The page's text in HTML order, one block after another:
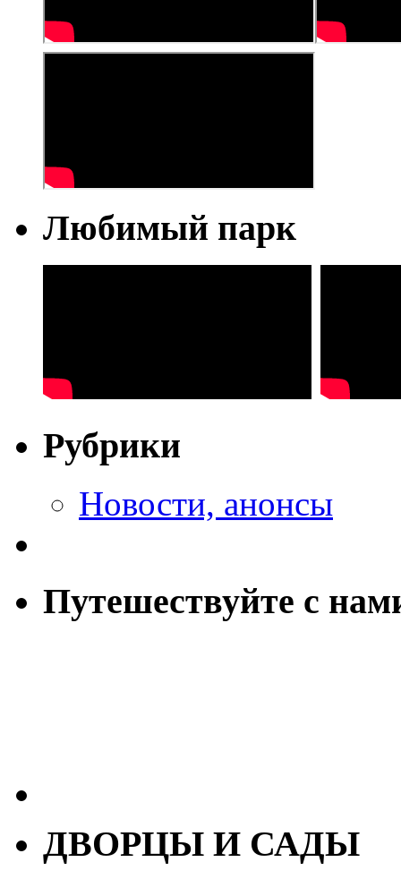
Любимый парк
Рубрики
Новости, анонсы
Путешествуйте с
ДВОРЦЫ И САДЫ